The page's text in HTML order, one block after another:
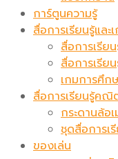
การ์ตูนความรู้
สื่อการเรียนรู้และ
สื่อการเรี
สื่อการเรีย
เกมการศึก
สื่อการเรียนรู้คณิ
กระดานล้อ
ชุดสื่อการเ
ของเล่น